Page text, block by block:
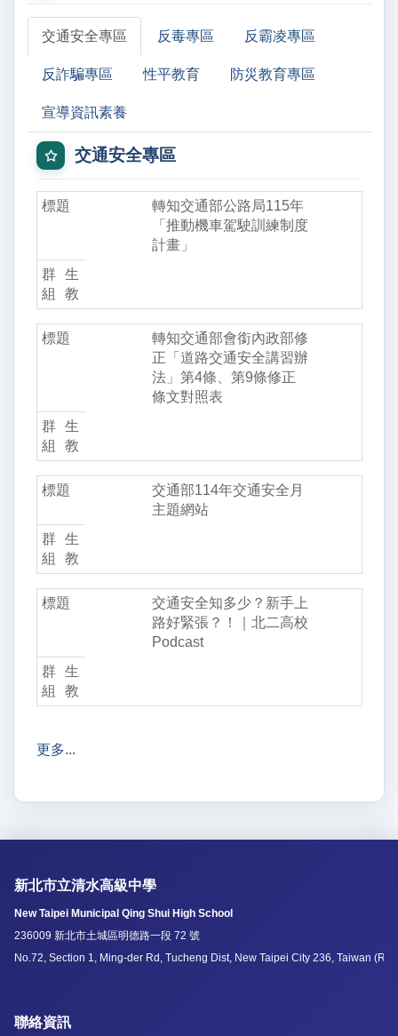
交通安全專區 反毒專區 反霸凌專區
反詐騙專區 性平教育 防災教育專區
宣導資訊素養
交通安全專區
轉知交通部公路局115年
「推動機車駕駛訓練制度
計畫」
生
教
轉知交通部會銜內政部修
正「道路交通安全講習辦
法」第4條、第9條修正
條文對照表
生
教
交通部114年交通安全月
主題網站
生
教
交通安全知多少？新手上
路好緊張？！｜北二高校
Podcast
生
教
更多...
新北市立清水高級中學
New Taipei Municipal Qing Shui High School
236009 新北市土城區明德路一段 72 號
No.72, Section 1, Ming-der Rd, Tucheng Dist, New Taipei City 236, Taiwan
聯絡資訊